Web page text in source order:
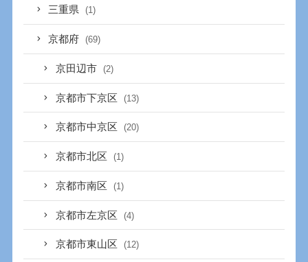
三重県 (1)
京都府 (69)
京田辺市 (2)
京都市下京区 (13)
京都市中京区 (20)
京都市北区 (1)
京都市南区 (1)
京都市左京区 (4)
京都市東山区 (12)